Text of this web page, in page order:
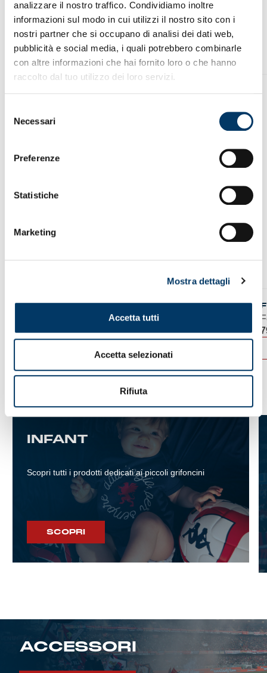
analizzare il nostro traffico. Condividiamo inoltre
informazioni sul modo in cui utilizzi il nostro sito con i
nostri partner che si occupano di analisi dei dati web,
pubblicità e social media, i quali potrebbero combinarle
con altre informazioni che hai fornito loro o che hanno
raccolto dal tuo utilizzo dei loro servizi.
delNecessari
Preferenze
Statistiche
Marketing
Mostra dettagli
Accetta tutti
Accetta selezionati
Rifiuta
T-SHIRT TRAINING
Maglia allenamento da…
49,00€
INFANT
Scopri tutti i prodotti dedicati ai piccoli grifoncini
SCOPRI
ACCESSORI